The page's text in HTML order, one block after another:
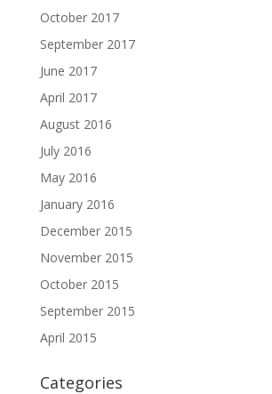
October 2017
September 2017
June 2017
April 2017
August 2016
July 2016
May 2016
January 2016
December 2015
November 2015
October 2015
September 2015
April 2015
Categories